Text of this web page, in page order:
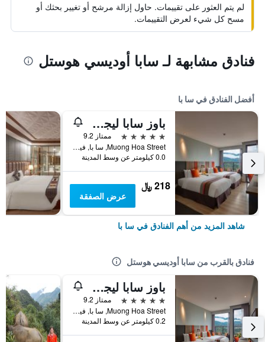
لم يتم العثور على تقييمات. حاول إزالة مرشح أو تغيير بحثك أو
مسح كل شيء لعرض التقييمات.
فنادق مشابهة لـ سابا أوديسي هوستل
أفضل الفنادق في سا با
باوز سابا ليجر هوتل
5 نجوم
ممتاز 9.2
Muong Hoa Street, سا با, فيتنام
0.0 كيلومتر عن وسط المدينة
218 ﷼
عرض الصفقة
شاهد المزيد من أهم الفنادق في سا با
فنادق بالقرب من سابا أوديسي هوستل
باوز سابا ليجر هوتل
5 نجوم
ممتاز 9.2
Muong Hoa Street, سا با, فيتنام
0.2 كيلومتر عن وسط المدينة